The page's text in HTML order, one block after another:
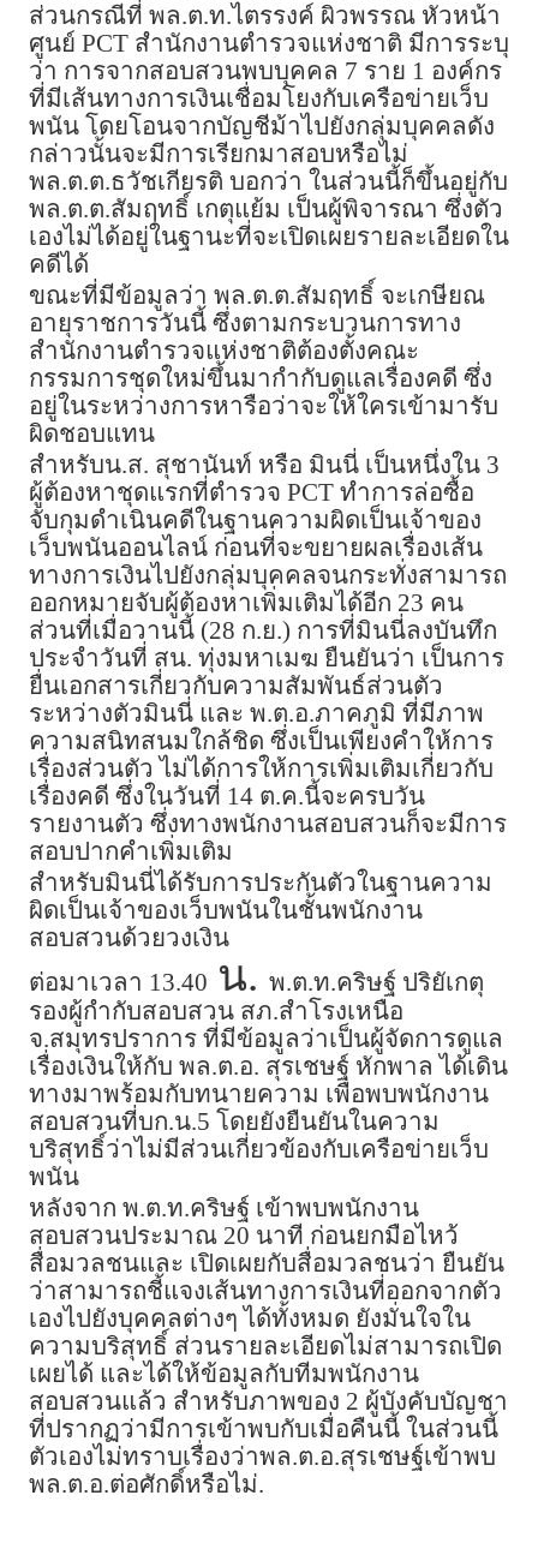
ส่วนกรณีที่ พล.ต.ท.ไตรรงค์ ผิวพรรณ หัวหน้า
ศูนย์ PCT สำนักงานตำรวจแห่งชาติ มีการระบุ
ว่า การจากสอบสวนพบบุคคล 7 ราย 1 องค์กร
ที่มีเส้นทางการเงินเชื่อมโยงกับเครือข่ายเว็บ
พนัน โดยโอนจากบัญชีม้าไปยังกลุ่มบุคคลดัง
กล่าวนั้นจะมีการเรียกมาสอบหรือไม่
พล.ต.ต.ธวัชเกียรติ บอกว่า ในส่วนนี้ก็ขึ้นอยู่กับ
พล.ต.ต.สัมฤทธิ์ เกตุแย้ม เป็นผู้พิจารณา ซึ่งตัว
เองไม่ได้อยู่ในฐานะที่จะเปิดเผยรายละเอียดใน
คดีได้
ขณะที่มีข้อมูลว่า พล.ต.ต.สัมฤทธิ์ จะเกษียณ
อายุราชการวันนี้ ซึ่งตามกระบวนการทาง
สำนักงานตำรวจแห่งชาติต้องตั้งคณะ
กรรมการชุดใหม่ขึ้นมากำกับดูแลเรื่องคดี ซึ่ง
อยู่ในระหว่างการหารือว่าจะให้ใครเข้ามารับ
ผิดชอบแทน
สำหรับน.ส. สุชานันท์ หรือ มินนี่ เป็นหนึ่งใน 3
ผู้ต้องหาชุดแรกที่ตำรวจ PCT ทำการล่อซื้อ
จับกุมดำเนินคดีในฐานความผิดเป็นเจ้าของ
เว็บพนันออนไลน์ ก่อนที่จะขยายผลเรื่องเส้น
ทางการเงินไปยังกลุ่มบุคคลจนกระทั่งสามารถ
ออกหมายจับผู้ต้องหาเพิ่มเติมได้อีก 23 คน
ส่วนที่เมื่อวานนี้ (28 ก.ย.) การที่มินนี่ลงบันทึก
ประจำวันที่ สน. ทุ่งมหาเมฆ ยืนยันว่า เป็นการ
ยื่นเอกสารเกี่ยวกับความสัมพันธ์ส่วนตัว
ระหว่างตัวมินนี่ และ พ.ต.อ.ภาคภูมิ ที่มีภาพ
ความสนิทสนมใกล้ชิด ซึ่งเป็นเพียงคำให้การ
เรื่องส่วนตัว ไม่ได้การให้การเพิ่มเติมเกี่ยวกับ
เรื่องคดี ซึ่งในวันที่ 14 ต.ค.นี้จะครบวัน
รายงานตัว ซึ่งทางพนักงานสอบสวนก็จะมีการ
สอบปากคำเพิ่มเติม
สำหรับมินนี่ได้รับการประกันตัวในฐานความ
ผิดเป็นเจ้าของเว็บพนันในชั้นพนักงาน
สอบสวนด้วยวงเงิน
ต่อมาเวลา 13.40 น. พ.ต.ท.คริษฐ์ ปริยัเกตุ
รองผู้กำกับสอบสวน สภ.สำโรงเหนือ
จ.สมุทรปราการ ที่มีข้อมูลว่าเป็นผู้จัดการดูแล
เรื่องเงินให้กับ พล.ต.อ. สุรเชษฐ์ หักพาล ได้เดิน
ทางมาพร้อมกับทนายความ เพื่อพบพนักงาน
สอบสวนที่บก.น.5 โดยยังยืนยันในความ
บริสุทธิ์ว่าไม่มีส่วนเกี่ยวข้องกับเครือข่ายเว็บ
พนัน
หลังจาก พ.ต.ท.คริษฐ์ เข้าพบพนักงาน
สอบสวนประมาณ 20 นาที ก่อนยกมือไหว้
สื่อมวลชนและ เปิดเผยกับสื่อมวลชนว่า ยืนยัน
ว่าสามารถชี้แจงเส้นทางการเงินที่ออกจากตัว
เองไปยังบุคคลต่างๆ ได้ทั้งหมด ยังมั่นใจใน
ความบริสุทธิ์ ส่วนรายละเอียดไม่สามารถเปิด
เผยได้ และได้ให้ข้อมูลกับทีมพนักงาน
สอบสวนแล้ว สำหรับภาพของ 2 ผู้บังคับบัญชา
ที่ปรากฏว่ามีการเข้าพบกับเมื่อคืนนี้ ในส่วนนี้
ตัวเองไม่ทราบเรื่องว่าพล.ต.อ.สุรเชษฐ์เข้าพบ
พล.ต.อ.ต่อศักดิ์หรือไม่.